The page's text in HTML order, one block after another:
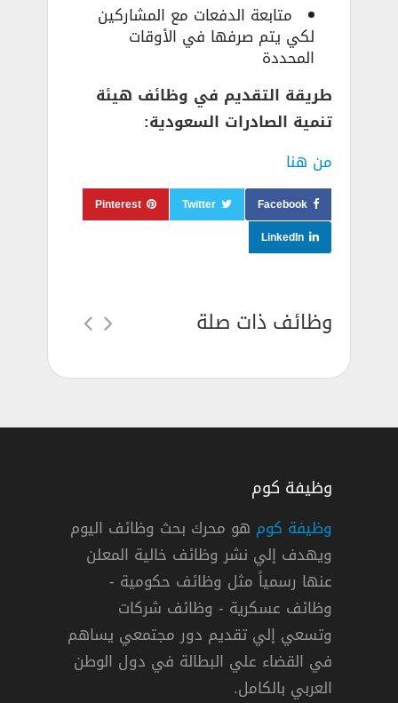
متابعة الدفعات مع المشاركين
لكي يتم صرفها في الأوقات
المحددة
طريقة التقديم في وظائف هيئة
تنمية الصادرات السعودية:
من هنا
Facebook
Twitter
Pinterest
LinkedIn
وظائف ذات صلة
لحملة البكالوريوس
دوام كامل
وظيفة كوم
وظيفة كوم هو محرك بحث وظائف اليوم
ويهدف إلي نشر وظائف خالية المعلن
عنها رسمياً مثل وظائف حكومية -
وظائف عسكرية - وظائف شركات
وتسعي إلي تقديم دور مجتمعي يساهم
في القضاء علي البطالة في دول الوطن
العربي بالكامل.